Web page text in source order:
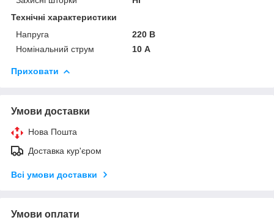
Технічні характеристики
Напруга
220 В
Номінальний струм
10 А
Приховати
Умови доставки
Нова Пошта
Доставка кур'єром
Всі умови доставки
Умови оплати